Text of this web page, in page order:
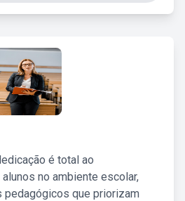
é total ao
no ambiente escolar,
pedagógicos que priorizam